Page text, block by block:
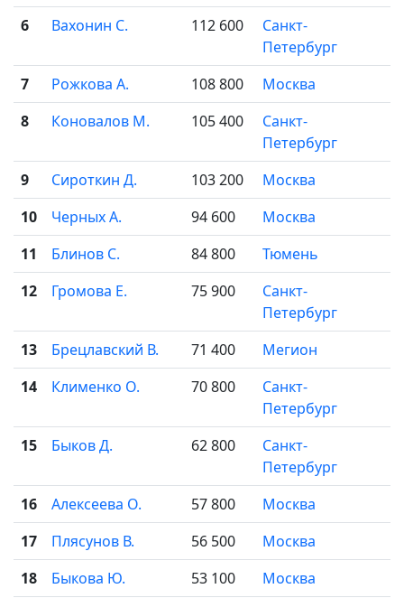
6
Вахонин С. 112 600
Санкт-
Петербург
7
Рожкова А. 108 800
Москва
8
Коновалов М. 105 400
Санкт-
Петербург
9
Сироткин Д. 103 200
Москва
10
Черных А. 94 600
Москва
11
Блинов С. 84 800
Тюмень
12
Громова Е. 75 900
Санкт-
Петербург
13
Брецлавский В. 71 400
Мегион
14
Клименко О. 70 800
Санкт-
Петербург
15
Быков Д. 62 800
Санкт-
Петербург
16
Алексеева О. 57 800
Москва
17
Плясунов В. 56 500
Москва
18
Быкова Ю. 53 100
Москва